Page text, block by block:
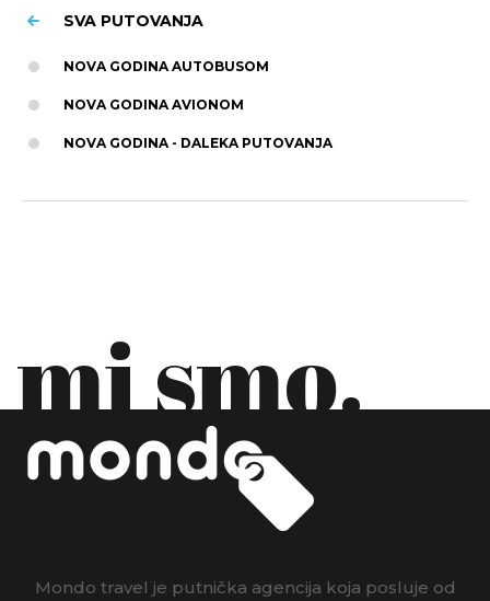
SVA PUTOVANJA
NOVA GODINA AUTOBUSOM
NOVA GODINA AVIONOM
NOVA GODINA - DALEKA PUTOVANJA
mi smo.
Mondo travel je putnička agencija koja posluje od